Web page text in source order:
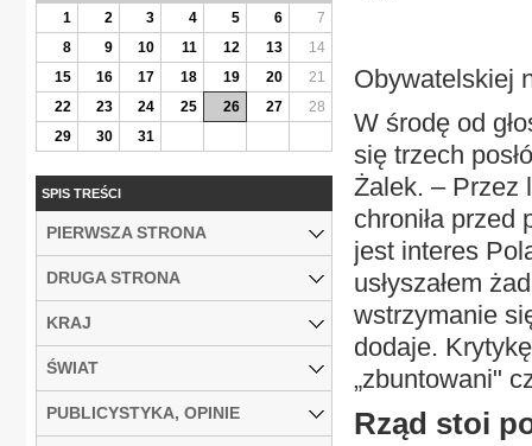
Obywatelskiej
W środę od
się trzech
Żalek. – Przez
chroniła przed
jest interes
usłyszałem
wstrzymanie
dodaje.
„zbuntowani"
Rząd stoi
1
2 3 4 5 6
7
8
9 10 11 12 13
14
15
16 17 18 19 20
21
22
23 24 25 26 27
28
29
30 31
SPIS TREŚCI
PIERWSZA STRONA
DRUGA STRONA
KRAJ
ŚWIAT
PUBLICYSTYKA, OPINIE